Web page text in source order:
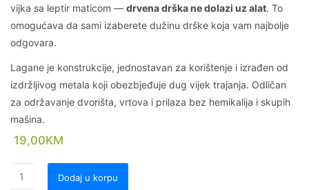
vijka sa leptir maticom — drvena drška ne dolazi uz alat. To
omogućava da sami izaberete dužinu drške koja vam najbolje
odgovara.
Lagane je konstrukcije, jednostavan za korištenje i izrađen od
izdržljivog metala koji obezbjeđuje dug vijek trajanja. Odličan
za održavanje dvorišta, vrtova i prilaza bez hemikalija i skupih
mašina.
19,00KM
Dodaj u korpu